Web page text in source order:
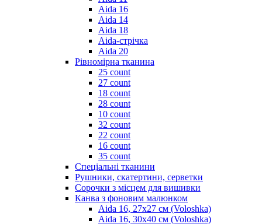
Aida 16
Aida 14
Aida 18
Aida-стрічка
Aida 20
Рівномірна тканина
25 count
27 count
18 count
28 count
10 count
32 count
22 count
16 count
35 count
Спеціальні тканини
Рушники, скатертини, серветки
Сорочки з місцем для вишивки
Канва з фоновим малюнком
Aida 16, 27х27 см (Voloshka)
Aida 16, 30х40 см (Voloshka)